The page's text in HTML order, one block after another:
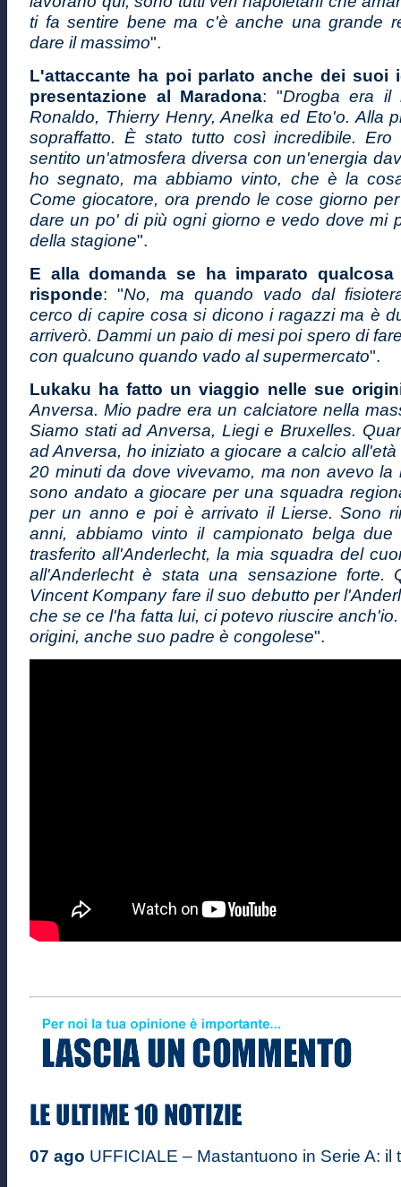
ti fa sentire bene ma c'è anche una grande
dare il massimo".
L'attaccante ha poi parlato anche dei suoi
presentazione al Maradona: "Drogba era il
Ronaldo, Thierry Henry, Anelka ed Eto'o. Alla
sopraffatto. È stato tutto così incredibile. Ero
sentito un'atmosfera diversa con un'energia
ho segnato, ma abbiamo vinto, che è la
Come giocatore, ora prendo le cose giorno
dare un po' di più ogni giorno e vedo dove mi
della stagione".
E alla domanda se ha imparato qualcosa
risponde: "No, ma quando vado dal
cerco di capire cosa si dicono i ragazzi ma è
arriverò. Dammi un paio di mesi poi spero di
con qualcuno quando vado al supermercato".
Lukaku ha fatto un viaggio nelle sue
Anversa. Mio padre era un calciatore nella
Siamo stati ad Anversa, Liegi e Bruxelles.
ad Anversa, ho iniziato a giocare a calcio
20 minuti da dove vivevamo, ma non avevo la
sono andato a giocare per una squadra
per un anno e poi è arrivato il Lierse. Sono
anni, abbiamo vinto il campionato belga
trasferito all'Anderlecht, la mia squadra del
all'Anderlecht è stata una sensazione forte.
Vincent Kompany fare il suo debutto per
che se ce l'ha fatta lui, ci potevo riuscire
origini, anche suo padre è congolese".
07 ago UFFICIALE – Mastantuono in Serie A: il